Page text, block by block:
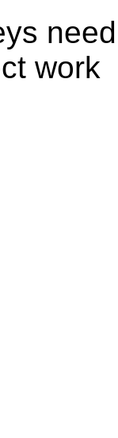
work